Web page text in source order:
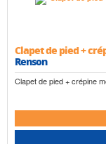
Clapet de pied +
Renson
Clapet de pied + crépine